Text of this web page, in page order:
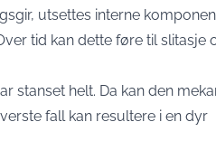
utsettes interne
tid kan dette føre til slitasje
stanset helt. Da kan den
fall kan resultere i en dyr